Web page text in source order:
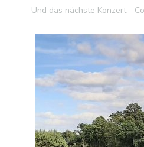
Und das nächste Konzert -